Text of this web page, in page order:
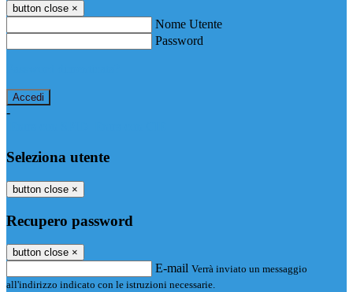
button close ×
Nome Utente
Password
-
Seleziona utente
button close ×
Recupero password
button close ×
E-mail Verrà inviato un messaggio
all'indirizzo indicato con le istruzioni necessarie.